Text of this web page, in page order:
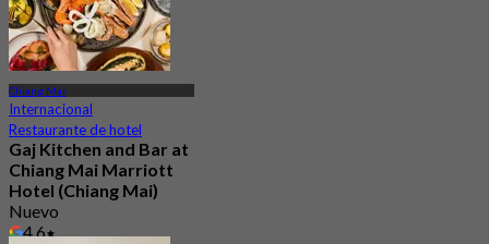
Chiang Mai
Internacional
Restaurante de hotel
Gaj Kitchen and Bar at
Chiang Mai Marriott
Hotel (Chiang Mai)
Nuevo
4.6